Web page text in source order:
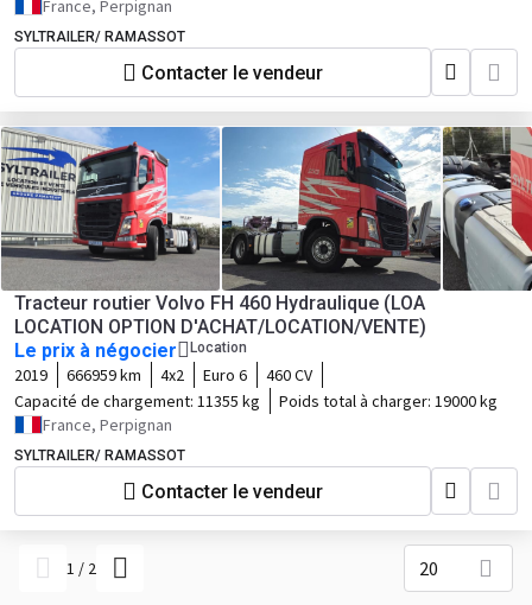
France, Perpignan
SYLTRAILER/ RAMASSOT
Contacter le vendeur
Tracteur routier Volvo FH 460 Hydraulique (LOA
LOCATION OPTION D'ACHAT/LOCATION/VENTE)
Le prix à négocier
Location
2019 666959 km 4x2 Euro 6
460 CV
Capacité de chargement: 11355 kg Poids total à charger: 19000 kg
France, Perpignan
SYLTRAILER/ RAMASSOT
Contacter le vendeur
1 / 2 20